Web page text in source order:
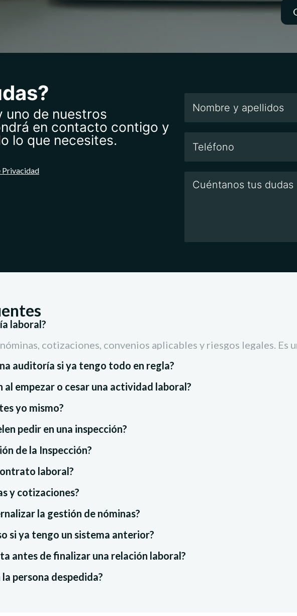
uno de nuestros
en contacto contigo y
lo que necesites.
Privacidad
laboral?
cotizaciones, convenios aplicables y riesgos legales. Es
auditoría si ya tengo todo en regla?
al empezar o cesar una actividad laboral?
yo mismo?
pedir en una inspección?
de la Inspección?
laboral?
y cotizaciones?
la gestión de nóminas?
si ya tengo un sistema anterior?
antes de finalizar una relación laboral?
persona despedida?